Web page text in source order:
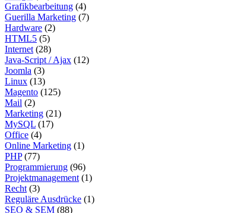
Grafikbearbeitung (4)
Guerilla Marketing (7)
Hardware (2)
HTML5 (5)
Internet (28)
Java-Script / Ajax (12)
Joomla (3)
Linux (13)
Magento (125)
Mail (2)
Marketing (21)
MySQL (17)
Office (4)
Online Marketing (1)
PHP(77)
Programmierung (96)
Projektmanagement (1)
Recht (3)
Reguläre Ausdrücke (1)
SEO & SEM (88)